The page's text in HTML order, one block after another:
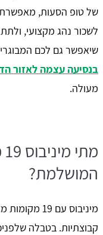
של טופ הסעות,
לשכור נהג מקצועי,
שיאפשר גם לכם
בנסיעה עצמה לאזור
מעולה.
המושלמת?
מיניבוס עם
קבוצתיות. בטבלה